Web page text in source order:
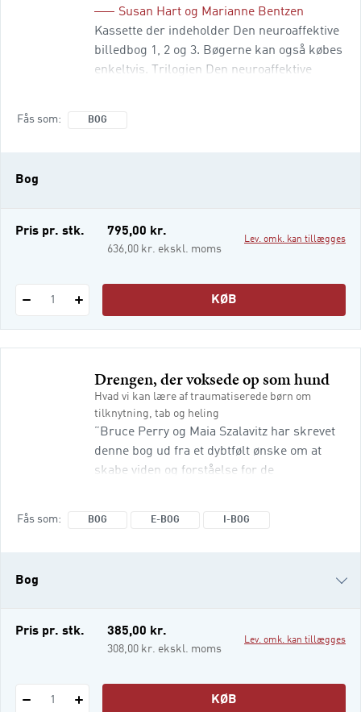
Susan Hart og Marianne Bentzen
Kassette der indeholder Den neuroaffektive
billedbog 1, 2 og 3. Bøgerne kan også købes
enkeltvis. Trilogien Den neuroaffektive
Fås som BOG
Bog
Pris pr. stk. 795,00 kr.
636,00 kr. ekskl. moms
Lev. omk. kan tillægges
1 KØB
Drengen, der voksede op som hund
Hvad vi kan lære af traumatiserede børn om
tilknytning, tab og heling
”Bruce Perry og Maia Szalavitz har skrevet
denne bog ud fra et dybtfølt ønske om at
skabe viden og forståelse for de
hos børn.” - psyko
Fås som BOG E-BOG I-BOG
Bog
e-bog
Pris pr. stk. 385,00 kr.
308,00 kr. ekskl. moms
Lev. omk. kan tillægges
1 KØB